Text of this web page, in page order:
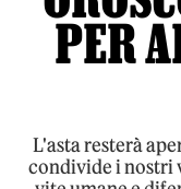
PER
L'asta resterà
condivide i nostri